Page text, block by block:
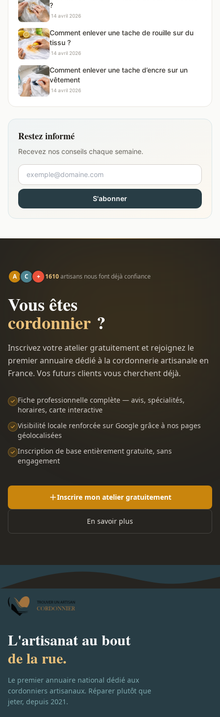
?
·14 avril 2026
Comment enlever une tache de rouille sur du
tissu ?
·14 avril 2026
Comment enlever une tache d’encre sur un
vêtement
·14 avril 2026
Restez informé
Recevez nos conseils chaque semaine.
S'abonner
A C + 1610artisans nous font déjà confiance
Vous êtes
cordonnier ?
Inscrivez votre atelier gratuitement et rejoignez le
premier annuaire dédié à la cordonnerie artisanale en
France. Vos futurs clients vous cherchent déjà.
Fiche professionnelle complète — avis, spécialités,
horaires, carte interactive
Visibilité locale renforcée sur Google grâce à nos pages
géolocalisées
Inscription de base entièrement gratuite, sans
engagement
Inscrire mon atelier gratuitement
En savoir plus
L'artisanat au bout
de la rue.
Le premier annuaire national dédié aux
cordonniers artisanaux. Réparer plutôt que
jeter, depuis 2021.